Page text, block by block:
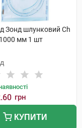
Зонд шлунковий Ch
мм 1 шт
грн
КУПИТИ